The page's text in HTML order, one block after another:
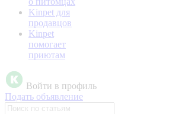
Kinpet для
продавцов
Kinpet
помогает
приютам
Войти в профиль
Подать объявление